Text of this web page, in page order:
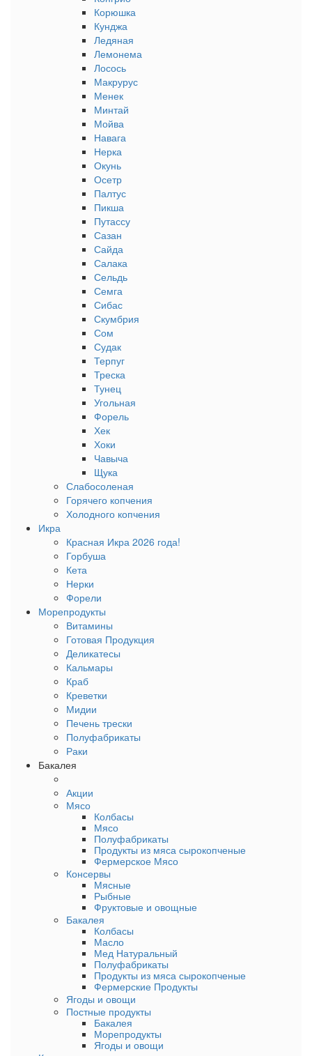
Корюшка
Кунджа
Ледяная
Лемонема
Лосось
Макрурус
Менек
Минтай
Мойва
Навага
Нерка
Окунь
Осетр
Палтус
Пикша
Путассу
Сазан
Сайда
Салака
Сельдь
Семга
Сибас
Скумбрия
Сом
Судак
Терпуг
Треска
Тунец
Угольная
Форель
Хек
Хоки
Чавыча
Щука
Слабосоленая
Горячего копчения
Холодного копчения
Икра
Красная Икра 2026 года!
Горбуша
Кета
Нерки
Форели
Морепродукты
Витамины
Готовая Продукция
Деликатесы
Кальмары
Краб
Креветки
Мидии
Печень трески
Полуфабрикаты
Раки
Бакалея
Акции
Мясо
Колбасы
Мясо
Полуфабрикаты
Продукты из мяса сырокопченые
Фермерское Мясо
Консервы
Мясные
Рыбные
Фруктовые и овощные
Бакалея
Колбасы
Масло
Мед Натуральный
Полуфабрикаты
Продукты из мяса сырокопченые
Фермерские Продукты
Ягоды и овощи
Постные продукты
Бакалея
Морепродукты
Ягоды и овощи